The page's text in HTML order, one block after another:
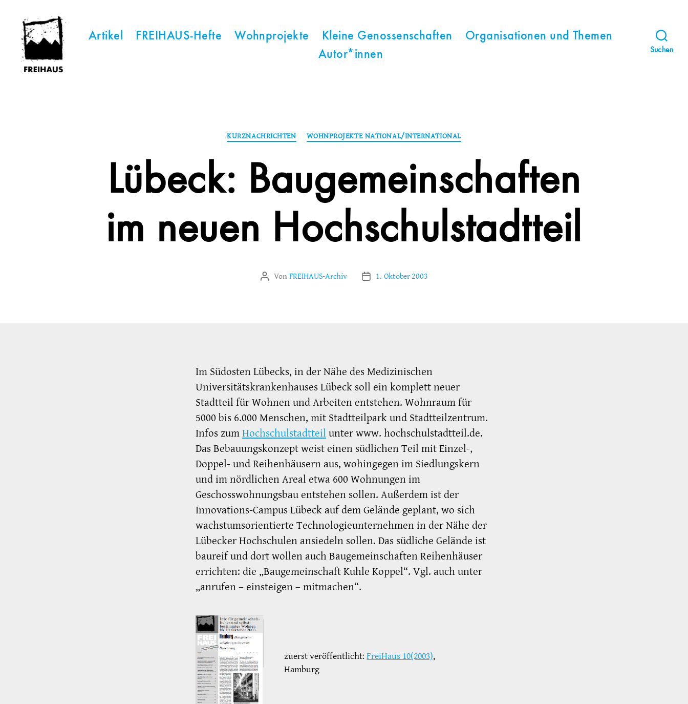
Artikel FREIHAUS-Hefte Wohnprojekte Kleine Genossenschaften
Organisationen und Themen
Autor*innen
Suchen
Kategorien
KURZNACHRICHTEN WOHNPROJEKTE NATIONAL/INTERNATIONAL
Lübeck: Baugemeinschaften
im neuen Hochschulstadtteil
Beitragsautor
Von FREIHAUS-Archiv Veröffentlichungsdatum
1. Oktober 2003
Im Südosten Lübecks, in der Nähe des Medizinischen
Universitätskrankenhauses Lübeck soll ein komplett neuer
Stadtteil für Wohnen und Arbeiten entstehen. Wohnraum für
5000 bis 6.000 Menschen, mit Stadtteilpark und Stadtteilzentrum.
Infos zumHochschulstadtteilunter www. hochschulstadtteil.de.
Das Bebauungskonzept weist einen südlichen Teil mit Einzel-,
Doppel- und Reihenhäusern aus, wohingegen im Siedlungskern
und im nördlichen Areal etwa 600 Wohnungen im
Geschosswohnungsbau entstehen sollen. Außerdem ist der
Innovations-Campus Lübeck auf dem Gelände geplant, wo sich
wachstumsorientierte Technologieunternehmen in der Nähe der
Lübecker Hochschulen ansiedeln sollen. Das südliche Gelände ist
baureif und dort wollen auch Baugemeinschaften Reihenhäuser
errichten: die „Baugemeinschaft Kuhle Koppel“. Vgl. auch unter
„anrufen – einsteigen – mitmachen“.
zuerst veröffentlicht:FreiHaus 10(2003),
Hamburg